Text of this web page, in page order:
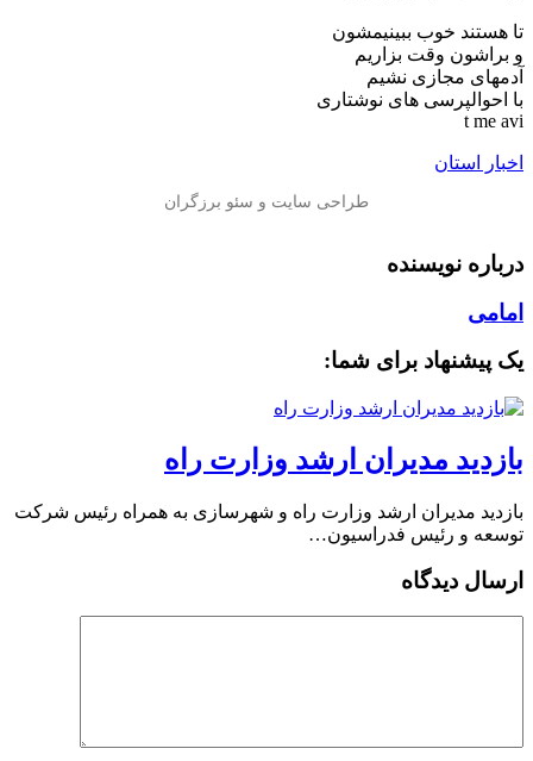
تا هستند خوب ببینیمشون
و براشون وقت بزاریم
آدمهای مجازی نشیم
با احوالپرسی های نوشتاری ‌
t me avi
اخبار استان
درباره نویسنده
امامی
یک پیشنهاد برای شما:
بازدید مدیران ارشد وزارت راه
بازدید مدیران ارشد وزارت راه و شهرسازی به همراه رئیس شرکت
توسعه و رئیس فدراسیون…
ارسال دیدگاه